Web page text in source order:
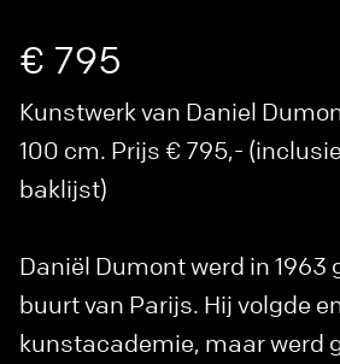
€ 795
Kunstwerk van Daniel
100 cm. Prijs € 795,-
baklijst)
Daniël Dumont werd in 1963
buurt van Parijs. Hij volgde
kunstacademie, maar werd